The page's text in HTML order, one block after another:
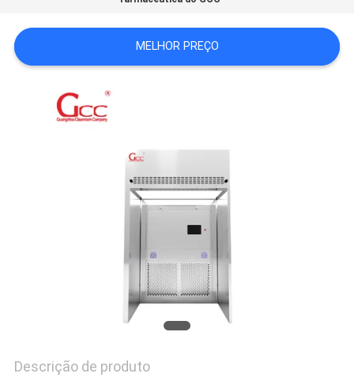
SOLICITE UM
ORÇAMENTO
MAPA
PRIVACIDADE
MELHOR PREÇO
Descrição de produto